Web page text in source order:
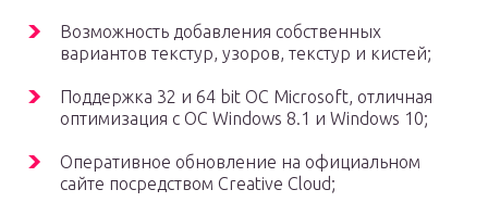
Возможность добавления собственных
вариантов текстур, узоров, текстур и кистей;
Поддержка 32 и 64 bit ОС Microsoft, отличная
оптимизация с ОС Windows 8.1 и Windows 10;
Оперативное обновление на официальном
сайте посредством Creative Cloud;